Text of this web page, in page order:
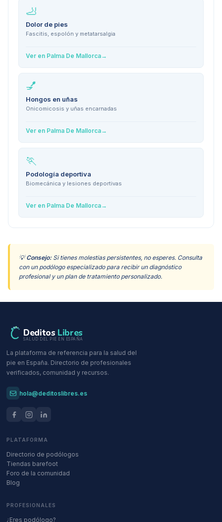
🦶
Dolor de pies
Fascitis, espolón y metatarsalgia
Ver en Palma De Mallorca→
💅
Hongos en uñas
Onicomicosis y uñas encarnadas
Ver en Palma De Mallorca→
🏃
Podología deportiva
Biomecánica y lesiones deportivas
Ver en Palma De Mallorca→
💡Consejo:Si tienes molestias persistentes, no esperes. Consulta
con un podólogo especializado para recibir un diagnóstico
profesional y un plan de tratamiento personalizado.
Deditos Libres
SALUD DEL PIE EN ESPAÑA
La plataforma de referencia para la salud del
pie en España. Directorio de profesionales
verificados, comunidad y recursos.
hola@deditoslibres.es
PLATAFORMA
Directorio de podólogos
Tiendas barefoot
Foro de la comunidad
Blog
PROFESIONALES
¿Eres podólogo?